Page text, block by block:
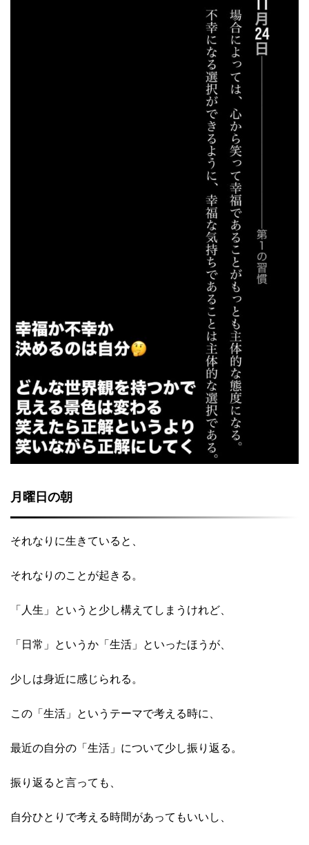
月曜日の朝
それなりに生きていると、
それなりのことが起きる。
「人生」というと少し構えてしまうけれど、
「日常」というか「生活」といったほうが、
少しは身近に感じられる。
この「生活」というテーマで考える時に、
最近の自分の「生活」について少し振り返る。
振り返ると言っても、
自分ひとりで考える時間があってもいいし、